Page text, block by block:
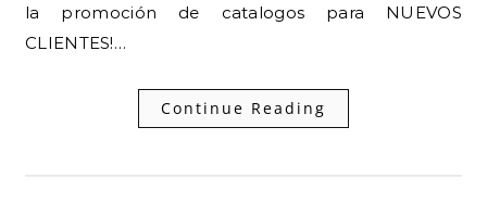
la promoción de catalogos para NUEVOS
CLIENTES!…
Continue Reading